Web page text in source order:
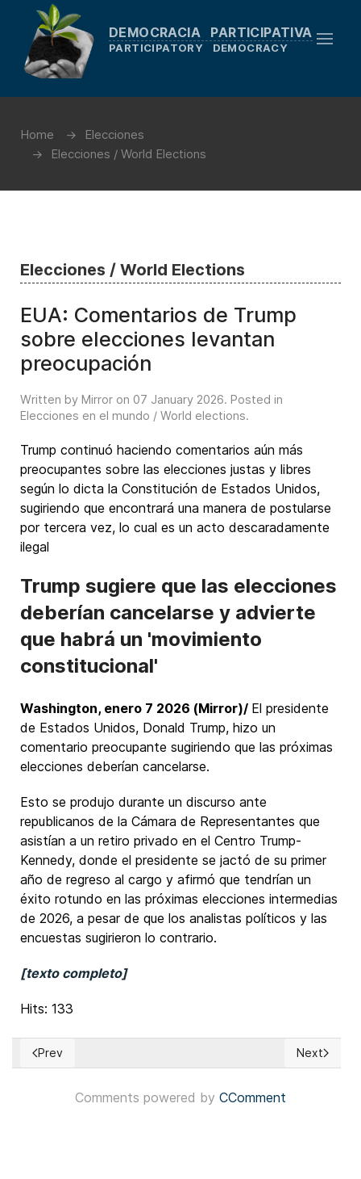
DEMOCRACIA PARTICIPATIVA
PARTICIPATORY DEMOCRACY
Home
Elecciones
Elecciones / World Elections
Elecciones / World Elections
EUA: Comentarios de Trump
sobre elecciones levantan
preocupación
Written by Mirror on 07 January 2026. Posted in
Elecciones en el mundo / World elections.
Trump continuó haciendo comentarios aún más
preocupantes sobre las elecciones justas y libres
según lo dicta la Constitución de Estados Unidos,
sugiriendo que encontrará una manera de postularse
por tercera vez, lo cual es un acto descaradamente
ilegal
Trump sugiere que las elecciones
deberían cancelarse y advierte
que habrá un 'movimiento
constitucional'
Washington, enero 7 2026 (Mirror)/ El presidente
de Estados Unidos, Donald Trump, hizo un
comentario preocupante sugiriendo que las próximas
elecciones deberían cancelarse.
Esto se produjo durante un discurso ante
republicanos de la Cámara de Representantes que
asistían a un retiro privado en el Centro Trump-
Kennedy, donde el presidente se jactó de su primer
año de regreso al cargo y afirmó que tendrían un
éxito rotundo en las próximas elecciones intermedias
de 2026, a pesar de que los analistas políticos y las
encuestas sugirieron lo contrario.
[texto completo]
Hits: 133
Previous article: EUA: Presidente Donald Trump instó a los
Prev Next
Next
Comments powered by CComment